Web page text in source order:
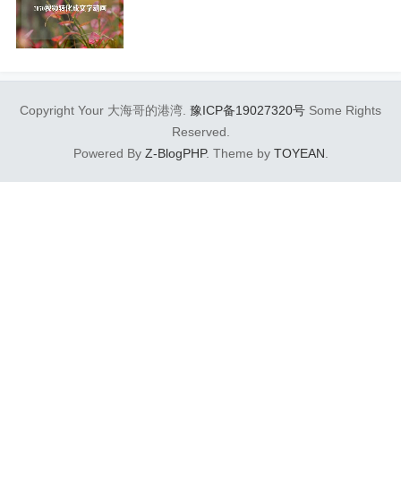
Copyright Your 大海哥的港湾. 豫ICP备19027320号 Some Rights
Reserved.
Powered By Z-BlogPHP. Theme by TOYEAN